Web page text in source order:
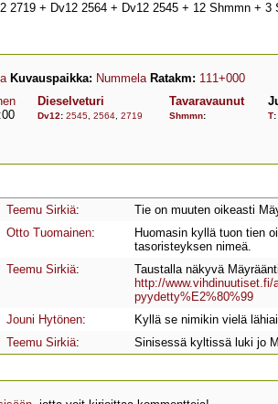
2719 + Dv12 2564 + Dv12 2545 + 12 Shmmn +
Kuvauspaikka: Nummela Ratakm: 111+000
Dieselveturi
Dv12: 2545 2564 2719
Tavaravaunut
Shmmn: T:
Teemu Sirkiä:
Tie on muuten oikeasti
Otto Tuomainen:
Huomasin kyllä tuon tien
tasoristeyksen nimeä.
Teemu Sirkiä:
Taustalla näkyvä
http://
pyydetty%E2%80%99
Jouni Hytönen:
Kyllä se nimikin vielä
Teemu Sirkiä: Sinisessä kyltissä luki jo